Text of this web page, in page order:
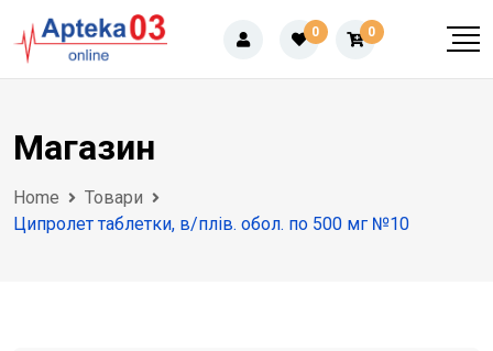
to
content
0 0
Магазин
Home
Товари
Ципролет таблетки, в/плів. обол. по 500 мг №10